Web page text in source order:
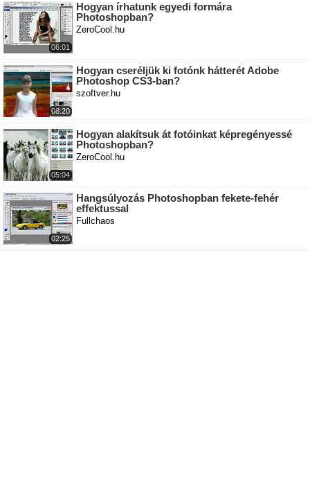
06:01
Hogyan írhatunk egyedi formára
Photoshopban?
ZeroCool.hu
08:20
Hogyan cseréljük ki fotónk hátterét Adobe
Photoshop CS3-ban?
szoftver.hu
05:04
Hogyan alakítsuk át fotóinkat képregényessé
Photoshopban?
ZeroCool.hu
02:25
Hangsúlyozás Photoshopban fekete-fehér
effektussal
Fullchaos